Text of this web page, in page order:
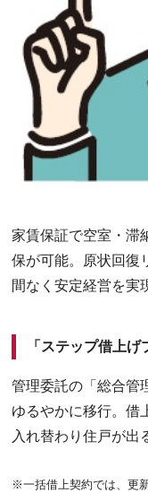
家賃保証で空室・滞
保が可能。原状回復
間なく安定経営を実
「ステップ借上
管理委託の「総合管
ゆるやかに移行。借
入れ替わり住戸が出
※一括借上契約では、更